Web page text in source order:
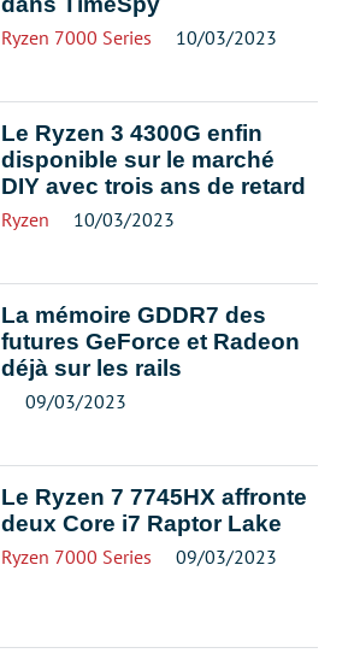
Ryzen 7000 Series 10/03/2023
Le Ryzen 3 4300G enfin
disponible sur le marché
DIY avec trois ans de retard
Ryzen 10/03/2023
La mémoire GDDR7 des
futures GeForce et Radeon
déjà sur les rails
09/03/2023
Le Ryzen 7 7745HX affronte
deux Core i7 Raptor Lake
Ryzen 7000 Series 09/03/2023